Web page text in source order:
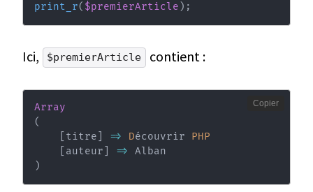
print_r( $premierArticle ) ;
Ici, $premierArticle contient :
Array
(
titre => Découvrir PHP
auteur =>
)
Copier